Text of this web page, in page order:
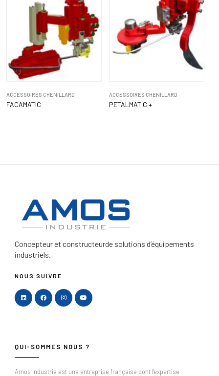
ACCESSOIRES CHENILLARD
FACAMATIC
ACCESSOIRES CHENILLARD
PETALMATIC +
Concepteur et constructeurde solutions d’équipements
industriels.
NOUS SUIVRE
QUI-SOMMES NOUS ?
Amos Industrie est une entreprise française dont l'expertise